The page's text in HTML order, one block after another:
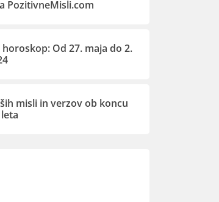
PozitivneMisli.com
Od 27. maja do 2.
misli in verzov ob koncu